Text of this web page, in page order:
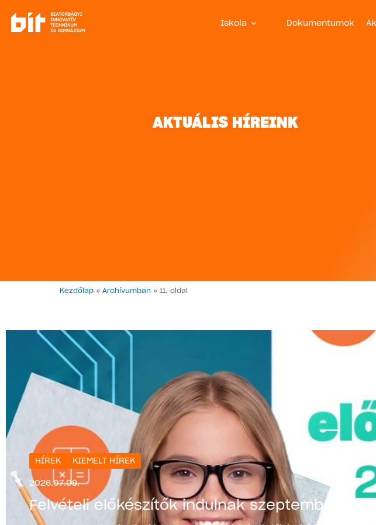
Iskola Dokumentumok
AKTUÁLIS HÍREINK
Kezdőlap » Archívumban » 11. oldal
HÍREK KIEMELT HÍREK
2026.07.09.
Felvételi előkészítők indulnak szeptemberben!